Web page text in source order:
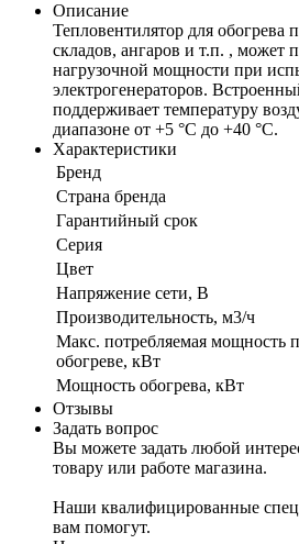
Описание
Тепловентилятор для обогрева
складов, ангаров и т.п. , может
нагрузочной мощности при
электрогенераторов.
поддерживает температуру
диапазоне от +5 °С до +40 °С.
Характеристики
Бренд
Страна бренда
Гарантийный срок
Серия
Цвет
Напряжение сети, В
Производительность, м3/ч
Макс. потребляемая мощность
обогреве, кВт
Мощность обогрева, кВт
Отзывы
Задать вопрос
Вы можете задать любой
товару или работе магазина.
Наши квалифицированные
вам помогут.